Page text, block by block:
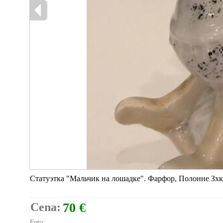
Статуэтка "Мальчик на лошадке". Фарфор, Полонне
Cena: 70 €